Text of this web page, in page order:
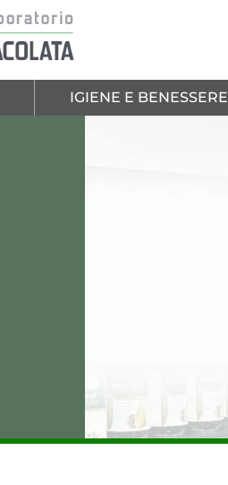
IGIENE E BENESSERE